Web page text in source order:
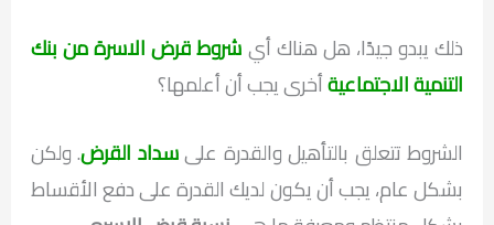
ذلك يبدو جيدًا، هل هناك أيشروط قرض الاسرة من بنك
التنمية الاجتماعيةأخرى يجب أن أعلمها؟
الشروط تتعلق بالتأهيل والقدرة علىسداد القرض. ولكن
بشكل عام، يجب أن يكون لديك القدرة على دفع الأقساط